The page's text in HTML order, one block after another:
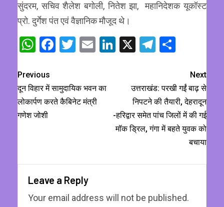
सुंदरम, सचिव शैलेश बगोली, नितेश झा, महानिदेशक यूकॉस्ट
प्रो. दुर्गेश पंत एवं वैज्ञानिक मौजूद थे।
WhatsApp
Facebook
Twitter
EmailLinkedIn
X Telegram
Previous
दून विहार में सामुदायिक भवन का
लोकार्पण करते कैबिनेट मंत्री
गणेश जोशी
Next
उत्तराखंड: परखी गईं बाढ़ से
निपटने की तैयारी, देहरादून
-हरिद्वार समेत पांच जिलों में की गई
मॉक ड्रिल, गंगा में बहते युवक को
बचाया
Leave a Reply
Your email address will not be published.